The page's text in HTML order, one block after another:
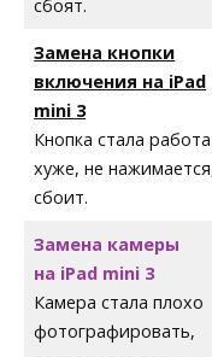
сбоят.
Замена кнопки
включения на iPad
mini 3
Кнопка стала
хуже, не
сбоит.
Замена камеры
на iPad mini 3
Камера стала плохо
фотографировать,